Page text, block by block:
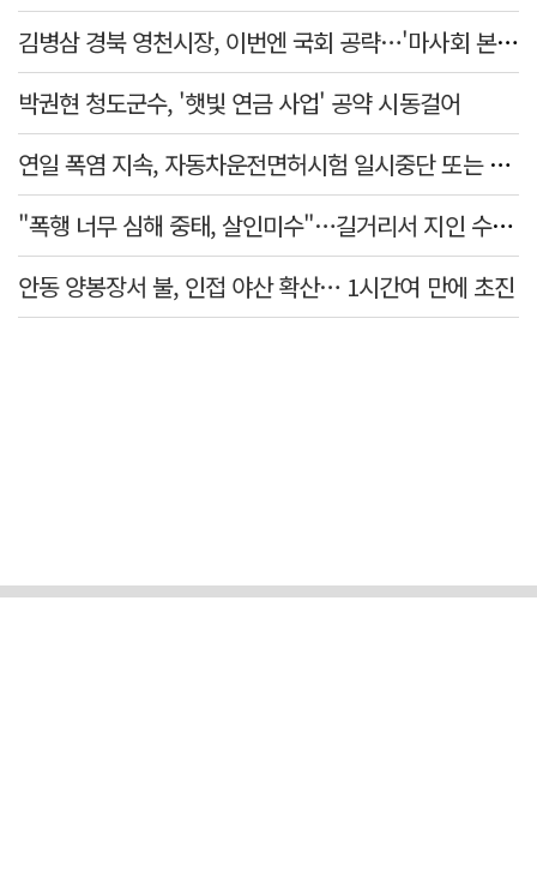
김병삼 경북 영천시장, 이번엔 국회 공략…'마사회 본사 이전·광역교통망 확충' 요청
박권현 청도군수, '햇빛 연금 사업' 공약 시동걸어
연일 폭염 지속, 자동차운전면허시험 일시중단 또는 축소 운영
"폭행 너무 심해 중태, 살인미수"…길거리서 지인 수십회 때린 50대 '긴급체포'
안동 양봉장서 불, 인접 야산 확산… 1시간여 만에 초진